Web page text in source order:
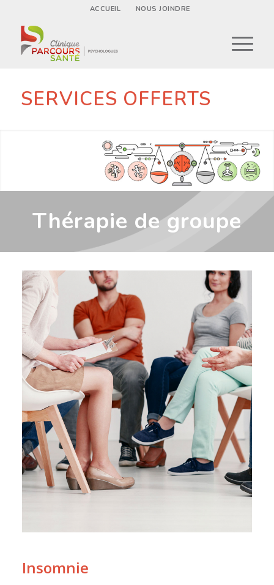
ACCUEIL NOUS JOINDRE
SERVICES OFFERTS
Thérapie de groupe
Insomnie